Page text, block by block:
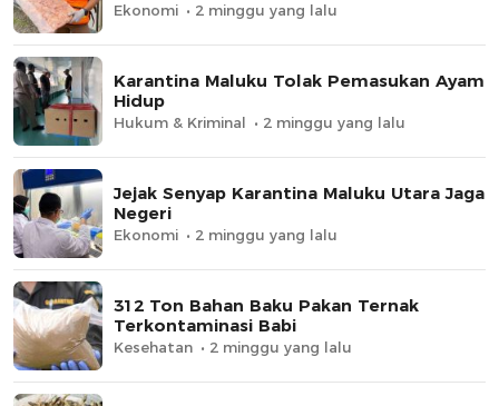
Ekonomi 2 minggu yang lalu
Karantina Maluku Tolak Pemasukan Ayam
Hidup
Hukum & Kriminal 2 minggu yang lalu
Jejak Senyap Karantina Maluku Utara Jaga
Negeri
Ekonomi 2 minggu yang lalu
312 Ton Bahan Baku Pakan Ternak
Terkontaminasi Babi
Kesehatan 2 minggu yang lalu